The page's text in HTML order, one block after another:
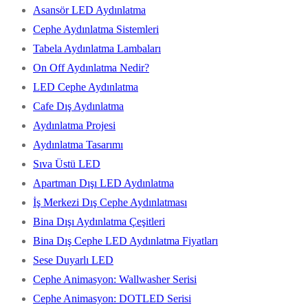
Asansör LED Aydınlatma
Cephe Aydınlatma Sistemleri
Tabela Aydınlatma Lambaları
On Off Aydınlatma Nedir?
LED Cephe Aydınlatma
Cafe Dış Aydınlatma
Aydınlatma Projesi
Aydınlatma Tasarımı
Sıva Üstü LED
Apartman Dışı LED Aydınlatma
İş Merkezi Dış Cephe Aydınlatması
Bina Dışı Aydınlatma Çeşitleri
Bina Dış Cephe LED Aydınlatma Fiyatları
Sese Duyarlı LED
Cephe Animasyon: Wallwasher Serisi
Cephe Animasyon: DOTLED Serisi